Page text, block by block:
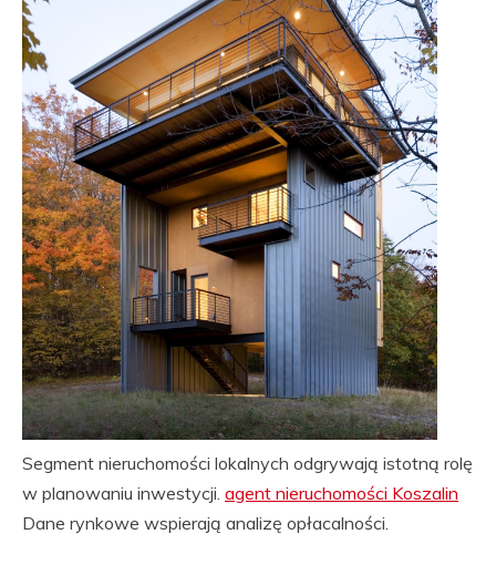
Segment nieruchomości lokalnych odgrywają istotną rolę
w planowaniu inwestycji. agent nieruchomości Koszalin
Dane rynkowe wspierają analizę opłacalności.